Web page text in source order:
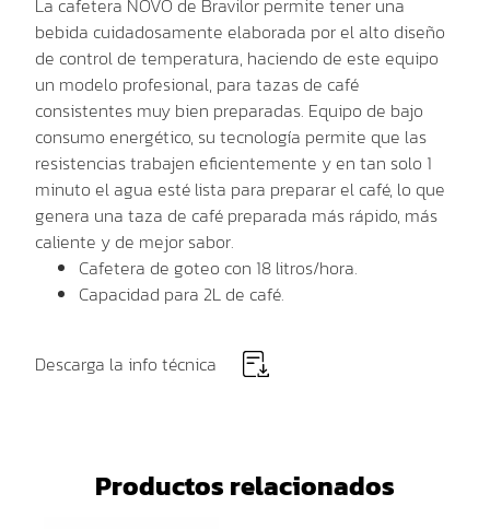
La cafetera NOVO de Bravilor permite tener una
bebida cuidadosamente elaborada por el alto diseño
de control de temperatura, haciendo de este equipo
un modelo profesional, para tazas de café
consistentes muy bien preparadas. Equipo de bajo
consumo energético, su tecnología permite que las
resistencias trabajen eficientemente y en tan solo 1
minuto el agua esté lista para preparar el café, lo que
genera una taza de café preparada más rápido, más
caliente y de mejor sabor.
Cafetera de goteo con 18 litros/hora.
Capacidad para 2L de café.
Descarga la info técnica
Productos relacionados